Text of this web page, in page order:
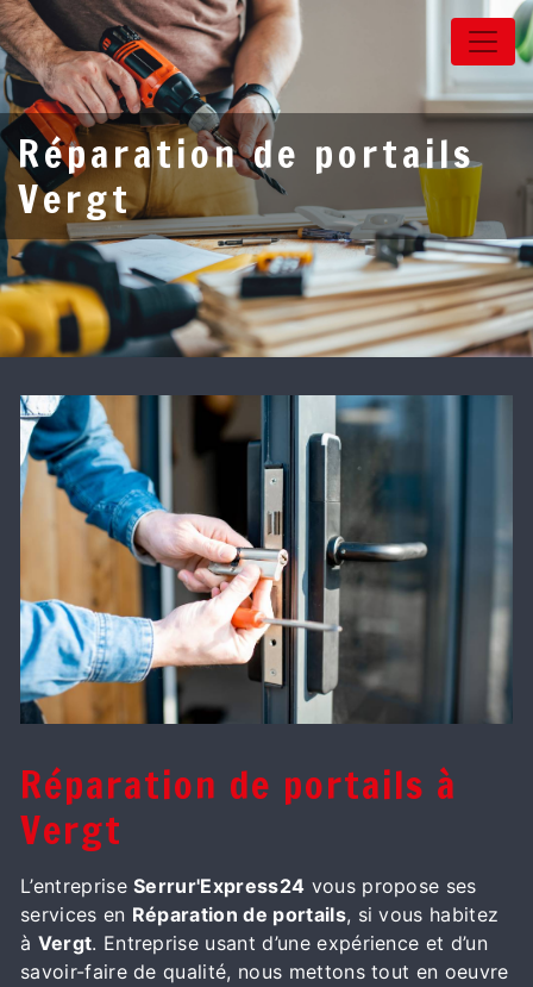
Panneau de gestion des cookies
Réparation de portails
Vergt
Réparation de portails à
Vergt
L’entrepriseSerrur'Express24 vous propose ses
services en Réparation de portails, si vous habitez
à Vergt. Entreprise usant d’une expérience et d’un
savoir-faire de qualité, nous mettons tout en oeuvre